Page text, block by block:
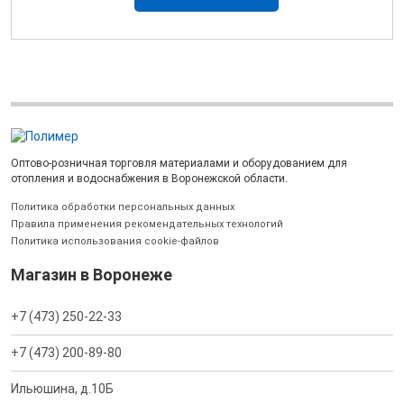
Оптово-розничная торговля материалами и оборудованием для
отопления и водоснабжения в Воронежской области.
Политика обработки персональных данных
Правила применения рекомендательных технологий
Политика использования cookie-файлов
Магазин в Воронеже
+7 (473) 250-22-33
+7 (473) 200-89-80
Ильюшина, д.10Б